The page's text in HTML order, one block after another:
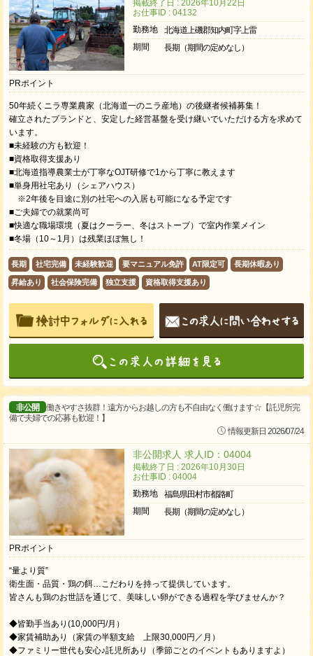
掲載終了日 : 2026年10月22日
お仕事ID : 04132
勤務地
北海道上磯郡知内町字上雷
期間
長期（期間の定めなし）
PRポイント
50年続くニラ専業農家（北海道一のニラ産地）の後継者候補募集！
確立されたブランドと、安定した経営基盤を受け継いでいただける方を求めて
います。
■未経験の方も歓迎！
■資格取得支援あり
■北海道指導農業士が丁寧なOJT研修で1から丁寧に教えます
■単身用社宅あり（シェアハウス）
※2年後を目途に別の社宅への入居も可能になる予定です
■ご夫婦での就業尚可
■快適な職場環境（夏はクーラー、冬はストーブ）で室内作業メイン
■冬場（10～1月）は残業ほぼ無し！
長期 社宅完備 未経験歓迎 要マニュアル免許 AT限定可 長期休暇あり
昇給あり 社会保険完備 独立支援 資格取得支援あり
非公開
働きやすさ抜群！遠方からお越しの方も不自由なく働けます☆【託児所完
備で夫婦での応募も歓迎！】
情報更新日 2026/07/24
非公開求人 求人ID：04004
掲載終了日 : 2026年10月30日
お仕事ID : 04004
勤務地
福島県田村市都路町
期間
長期（期間の定めなし）
PRポイント
“量より質”
衛生面・品質・鶏の餌…こだわりを持って提供しています。
皆さんも鶏のお世話を通じて、美味しい卵ができる過程を学びませんか？
◆皆勤手当あり(10,000円/月）
◆家賃補助あり（家賃の半額支給 上限30,000円／月）
◆ファミリー世代も安心♪託児所あり（季節ごとのイベントもありますよ）